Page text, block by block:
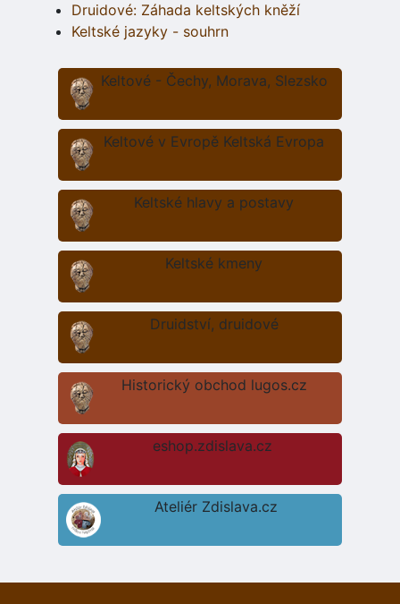
Druidové: Záhada keltských kněží
Keltské jazyky - souhrn
Keltové - Čechy, Morava, Slezsko
Keltové v Evropě Keltská Evropa
Keltské hlavy a postavy
Keltské kmeny
Druidství, druidové
Historický obchod lugos.cz
eshop.zdislava.cz
Ateliér Zdislava.cz